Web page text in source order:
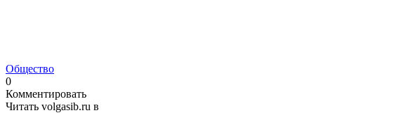
Общество
0
Комментировать
Читать volgasib.ru в